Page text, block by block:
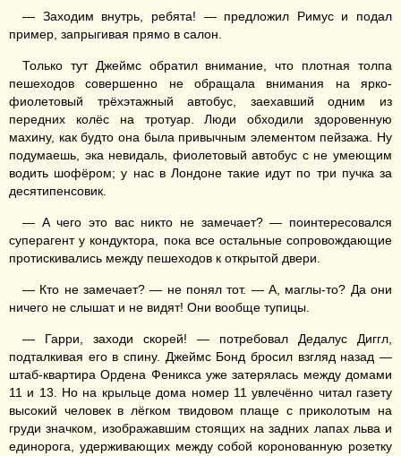
— Заходим внутрь, ребята! — предложил Римус и подал
пример, запрыгивая прямо в салон.
Только тут Джеймс обратил внимание, что плотная толпа
пешеходов совершенно не обращала внимания на ярко-
фиолетовый трёхэтажный автобус, заехавший одним из
передних колёс на тротуар. Люди обходили здоровенную
махину, как будто она была привычным элементом пейзажа. Ну
подумаешь, эка невидаль, фиолетовый автобус с не умеющим
водить шофёром; у нас в Лондоне такие идут по три пучка за
десятипенсовик.
— А чего это вас никто не замечает? — поинтересовался
суперагент у кондуктора, пока все остальные сопровождающие
протискивались между пешеходов к открытой двери.
— Кто не замечает? — не понял тот. — А, маглы-то? Да они
ничего не слышат и не видят! Они вообще тупицы.
— Гарри, заходи скорей! — потребовал Дедалус Диггл,
подталкивая его в спину. Джеймс Бонд бросил взгляд назад —
штаб-квартира Ордена Феникса уже затерялась между домами
11 и 13. Но на крыльце дома номер 11 увлечённо читал газету
высокий человек в лёгком твидовом плаще с приколотым на
груди значком, изображавшим стоящих на задних лапах льва и
единорога, удерживающих между собой коронованную розетку